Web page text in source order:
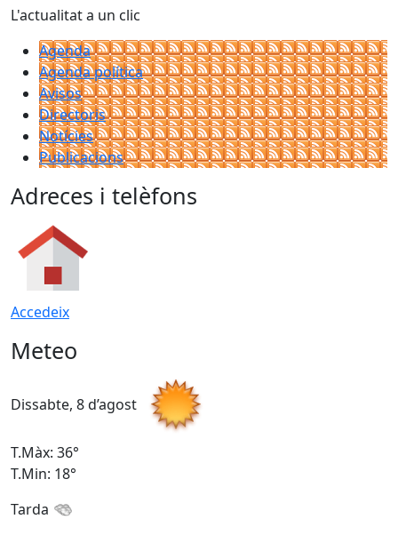
L'actualitat a un clic
Agenda
Agenda política
Avisos
Directoris
Notícies
Publicacions
Adreces i telèfons
Accedeix
Meteo
Dissabte, 8 d’agost
T.Màx: 36°
T.Min: 18°
Tarda